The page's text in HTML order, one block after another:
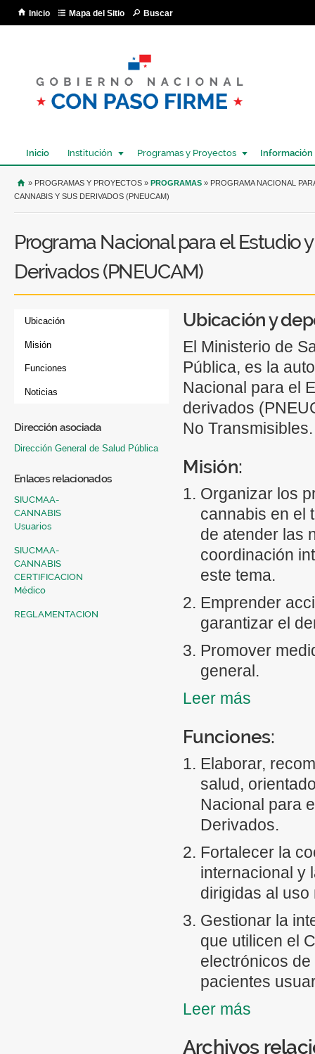
Inicio Mapa del Sitio Buscar
Inicio Institución Programas y Proyectos Información
USTED SE ENCUENTRA AQUÍ
» PROGRAMAS Y PROYECTOS » PROGRAMAS » PROGRAMA NACIONAL
CANNABIS Y SUS DERIVADOS (PNEUCAM)
Programa Nacional para el Estudio
Derivados (PNEUCAM)
Ubicación
Misión
Funciones
Noticias
Dirección asociada
Dirección General de Salud Pública
Enlaces relacionados
SIUCMAA-
CANNABIS
Usuarios
SIUCMAA-
CANNABIS
CERTIFICACION
Médico
REGLAMENTACION
Ubicación y
El Ministerio de
Pública, es la
Nacional para el
derivados
No Transmisibles.
Misión:
Organizar los
cannabis en el
de atender las
coordinación
este tema.
Emprender
garantizar el
Promover
general.
Establecer
Promover el
toda persona
Desarrollar
terapéuticas a
tratamientos
Investigar los
cannabis y sus
Establecer la
permita el uso
Conocer los
de cannabis y
limitaciones
en su conjunto.
Propiciar la
Leer más
Funciones:
Elaborar,
salud,
Nacional para
Derivados.
Fortalecer la
internacional y
dirigidas al
Gestionar la
que utilicen el
electrónicos
pacientes
Proponer las
acompañante
Leer más
Archivos